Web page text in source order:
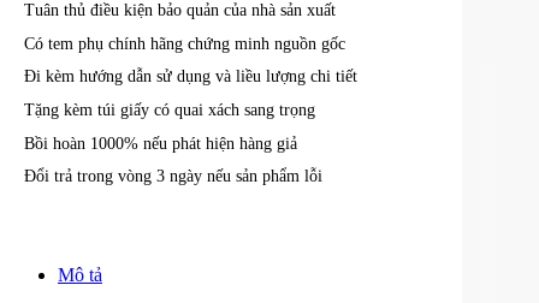
Tuân thủ điều kiện bảo quản của nhà sản xuất
Có tem phụ chính hãng chứng minh nguồn gốc
Đi kèm hướng dẫn sử dụng và liều lượng chi tiết
Tặng kèm túi giấy có quai xách sang trọng
Bồi hoàn 1000% nếu phát hiện hàng giả
Đổi trả trong vòng 3 ngày nếu sản phẩm lỗi
Mô tả